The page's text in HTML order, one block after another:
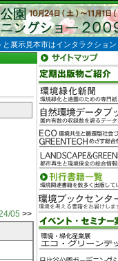
展示見本市はインタラクション
05 >>